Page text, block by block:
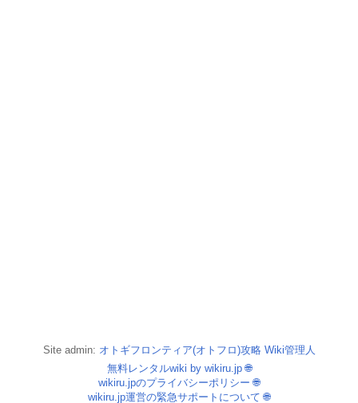
Site admin: オトギフロンティア(オトフロ)攻略 Wiki管理人
無料レンタルwiki by wikiru.jp🌐
wikiru.jpのプライバシーポリシー 🌐
wikiru.jp運営の緊急サポートについて 🌐